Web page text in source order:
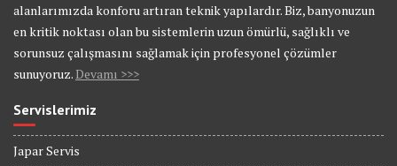
alanlarımızda konforu artıran teknik yapılardır. Biz, banyonuzun
en kritik noktası olan bu sistemlerin uzun ömürlü, sağlıklı ve
sorunsuz çalışmasını sağlamak için profesyonel çözümler
sunuyoruz.Devamı >>>
Servislerimiz
Japar Servis